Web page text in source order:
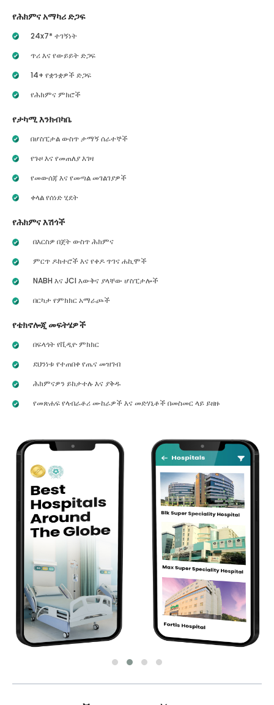
የሕክምና አማካሪ ድጋፍ
24x7* ተገኝነት
ጥሪ እና የውይይት ድጋፍ
14+ የቋንቋዎች ድጋፍ
የሕክምና ምክሮች
የታካሚ እንክብካቤ
በሆስፒታል ውስጥ ታማኝ ሰራተኞች
የጉዞ እና የመጠለያ እገዛ
የመውሰጃ እና የመጣል መገልገያዎች
ቀላል የሰነድ ሂደት
የሕክምና እሽጎች
በእርስዎ በጀት ውስጥ ሕክምና
ምርጥ ዶክተሮች እና የቀዶ ጥገና ሐኪሞች
NABH እና JCI እውቅና ያላቸው ሆስፒታሎች
በርካታ የምክክር አማራጮች
የቴክኖሎጂ መፍትሄዎች
በፍላጎት የቪዲዮ ምክክር
ደህንነቱ የተጠበቀ የጤና መዝገብ
ሕክምናዎን ይከታተሉ እና ያቅዱ
የመጽሐፍ የላብራቶሪ ሙከራዎች እና መድሃኒቶች በመስመር ላይ ይዘዙ